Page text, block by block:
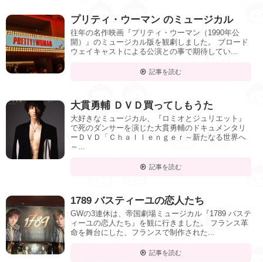
プリティ・ウーマン のミュージカル
往年の名作映画『プリティ・ウーマン（1990年公
開）』のミュージカル版を観劇しました。 ブロード
ウェイキャストによる公演との事で期待してい...
記事を読む
大貫勇輔 ＤＶＤ買ってしもうた
大好きなミュージカル、『ロミオとジュリエット』
で死のダンサーを演じた大貫勇輔のドキュメンタリ
ーＤＶＤ「Ｃｈａｌｌｅｎｇｅｒ～新たなる世界へ
～...
記事を読む
1789 バスティーユの恋人たち
GWの3連休は、帝国劇場ミュージカル『1789 バステ
ィーユの恋人たち』を観に行きました。 フランス革
命を舞台にした、フランスで制作された...
記事を読む